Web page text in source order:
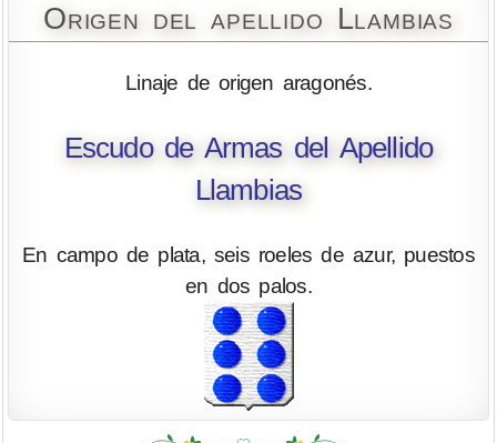
Origen del apellido Llambias
Linaje de origen aragonés.
Escudo de Armas del Apellido
Llambias
En campo de plata, seis roeles de azur, puestos
en dos palos.